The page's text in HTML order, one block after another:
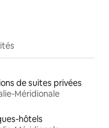
de suites privées
Méridionale
hôtels